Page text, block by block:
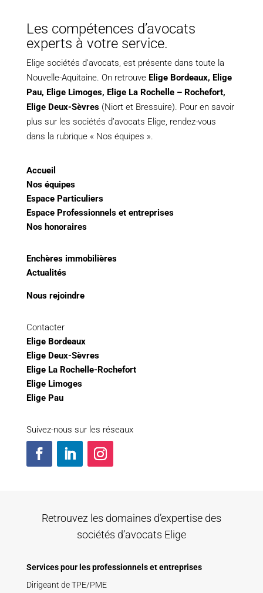
Les compétences d’avocats
experts à votre service.
Elige sociétés d’avocats, est présente dans toute la
Nouvelle-Aquitaine. On retrouve Elige Bordeaux, Elige
Pau, Elige Limoges, Elige La Rochelle – Rochefort,
Elige Deux-Sèvres(Niort et Bressuire). Pour en savoir
plus sur les sociétés d’avocats Elige, rendez-vous
dans la rubrique « Nos équipes ».
Accueil
Nos équipes
Espace Particuliers
Espace Professionnels et entreprises
Nos honoraires
Enchères immobilières
Actualités
Nous rejoindre
Contacter
Elige Bordeaux
Elige Deux-Sèvres
Elige La Rochelle-Rochefort
Elige Limoges
Elige Pau
Suivez-nous sur les réseaux
Retrouvez les domaines d’expertise des
sociétés d’avocats Elige
Services pour les professionnels et entreprises
Dirigeant de TPE/PME